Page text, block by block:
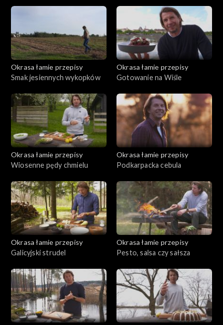
Okrasa łamie przepisy
Smak jesiennych wykopków
Okrasa łamie przepisy
Gotowanie na Wiśle
Okrasa łamie przepisy
Wiosenne pędy chmielu
Okrasa łamie przepisy
Podkarpacka cebula
Okrasa łamie przepisy
Galicyjski strudel
Okrasa łamie przepisy
Pesto, salsa czy sałsza